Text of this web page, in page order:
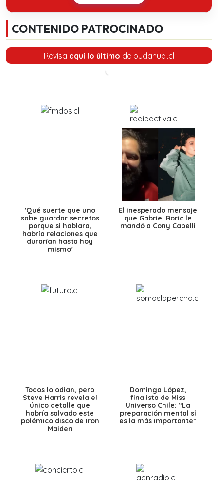
CONTENIDO PATROCINADO
Revisa aquí lo último de pudahuel.cl
'Qué suerte que uno
sabe guardar secretos
porque si hablara,
habría relaciones que
durarían hasta hoy
mismo'
El inesperado mensaje
que Gabriel Boric le
mandó a Cony Capelli
Todos lo odian, pero
Steve Harris revela el
único detalle que
habría salvado este
polémico disco de Iron
Maiden
Dominga López,
finalista de Miss
Universo Chile: “La
preparación mental sí
es la más importante”